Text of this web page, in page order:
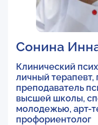
Сонина
Клинический
личный терапевт,
преподаватель
высшей школы,
молодежью, арт-
профориентолог